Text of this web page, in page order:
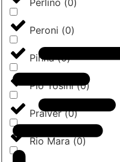
Perlino (0)
Peroni (0)
Pinna(0)
Pio Tosini(0)
Pralver(0)
Rio Mara(0)